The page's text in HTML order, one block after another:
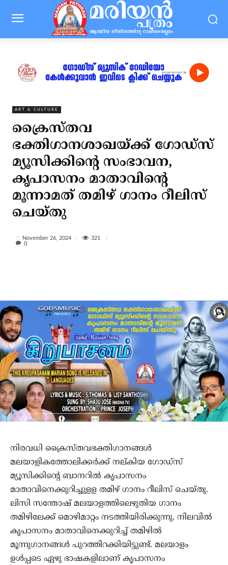
ART & CULTURE
ക്രൈസ്തവ
ഭക്തിഗാനശാഖയ്ക്ക് ഗോഡ്‌സ്
മ്യൂസിക്കിന്റെ സംഭാവന,
കൃപാസനം മാതാവിന്റെ
മൂന്നാമത് തമിഴ് ഗാനം റീലിസ്
ചെയ്തു
November 26, 2024
321
0
നിരവധി ക്രൈസ്തവഭക്തിഗാനങ്ങള്‍
മലയാളികത്തോലിക്കര്‍ക്ക് നല്കിയ ഗോഡ്‌സ്
മ്യൂസിക്കിന്റെ ബാനറില്‍ കൃപാസനം
മാതാവിനെക്കുറിച്ചുളള തമിഴ് ഗാനം റീലിസ് ചെയ്തു.
ലിസി സന്തോഷ് മലയാളത്തിലെഴുതിയ ഗാനം
തമിഴിലേക്ക് മൊഴിമാറ്റം നടത്തിയിരിക്കുന്നു. നിലവില്‍
കൃപാസനം മാതാവിനെക്കുറിച്ച് തമിഴില്‍
മൂന്നുഗാനങ്ങള്‍ പുറത്തിറക്കിയിട്ടുണ്ട്. മലയാളം
ഉള്‍പ്പടെ ഏഴു ഭാഷകളിലാണ് കൃപാസനം